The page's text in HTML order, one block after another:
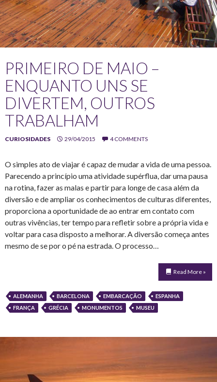
PRIMEIRO DE MAIO –
ENQUANTO UNS SE
DIVERTEM, OUTROS
TRABALHAM
CURIOSIDADES 29/04/2015 4 COMMENTS
O simples ato de viajar é capaz de mudar a vida de uma pessoa.
Parecendo a princípio uma atividade supérflua, dar uma pausa
na rotina, fazer as malas e partir para longe de casa além da
diversão e de ampliar os conhecimentos de culturas diferentes,
proporciona a oportunidade de ao entrar em contato com
outras vivências, ter tempo para refletir sobre a própria vida e
voltar para casa disposto a melhorar. A diversão começa antes
mesmo de se por o pé na estrada. O processo…
Read More »
ALEMANHA BARCELONA EMBARCAÇÃO
ESPANHA
FRANÇA
GRÉCIA MONUMENTOS MUSEU